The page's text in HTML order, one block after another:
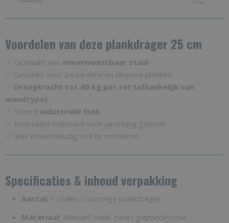
Voordelen van deze plankdrager 25 cm
✅ Gemaakt van onverwoestbaar staal
✅ Geschikt voor zwaardere en diepere planken
Draagkracht tot 40 kg per set (afhankelijk van
wandtype)
✅ Stoere industriële look
✅ Duurzaam materiaal voor jarenlang gebruik
✅ Snel en eenvoudig zelf te monteren
Specificaties & inhoud verpakking
Aantal: 1 stalen L-vormige plankdrager
Materiaal: Massief staal, zwart gepoedercoat